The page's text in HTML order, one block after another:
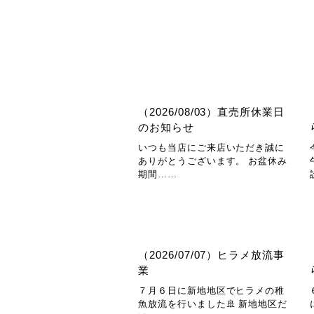
（2026/08/03）直売所休業日
のお知らせ
いつも当店にご来店いただき誠に
ありがとうございます。 お盆休み
期間……
（2026/07/07）ヒラメ放流事
業
７月６日に新地地区でヒラメの稚
魚放流を行いました🚢 新地地区だ